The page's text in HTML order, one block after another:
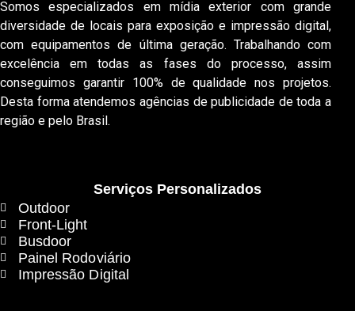
Somos especializados em mídia exterior com grande
diversidade de locais para exposição e impressão digital,
com equipamentos de última geração. Trabalhando com
excelência em todas as fases do processo, assim
conseguimos garantir 100% de qualidade nos projetos.
Desta forma atendemos agências de publicidade de toda a
região e pelo Brasil.
Serviços Personalizados
Outdoor
Front-Light
Busdoor
Painel Rodoviário
Impressão Digital